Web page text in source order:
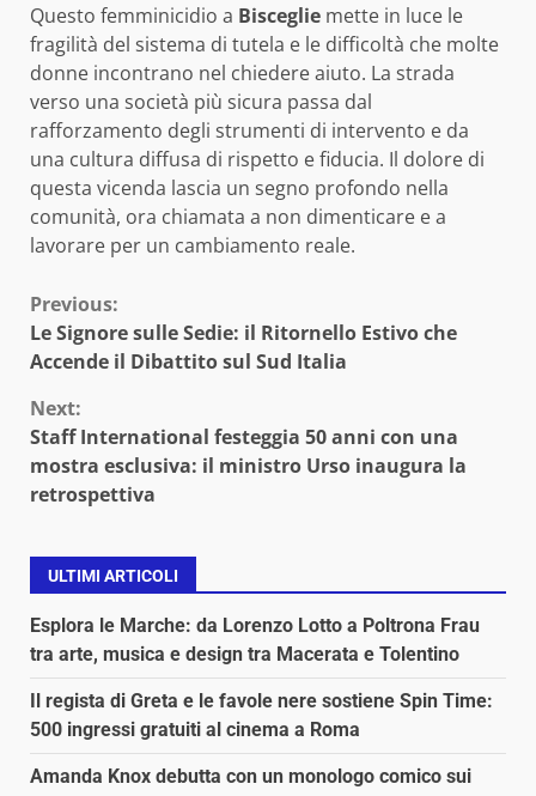
Questo femminicidio a Bisceglie mette in luce le
fragilità del sistema di tutela e le difficoltà che molte
donne incontrano nel chiedere aiuto. La strada
verso una società più sicura passa dal
rafforzamento degli strumenti di intervento e da
una cultura diffusa di rispetto e fiducia. Il dolore di
questa vicenda lascia un segno profondo nella
comunità, ora chiamata a non dimenticare e a
lavorare per un cambiamento reale.
Continue
Reading
Previous:
Le Signore sulle Sedie: il Ritornello Estivo che
Accende il Dibattito sul Sud Italia
Next:
Staff International festeggia 50 anni con una
mostra esclusiva: il ministro Urso inaugura la
retrospettiva
ULTIMI ARTICOLI
Esplora le Marche: da Lorenzo Lotto a Poltrona Frau
tra arte, musica e design tra Macerata e Tolentino
Il regista di Greta e le favole nere sostiene Spin Time:
500 ingressi gratuiti al cinema a Roma
Amanda Knox debutta con un monologo comico sui